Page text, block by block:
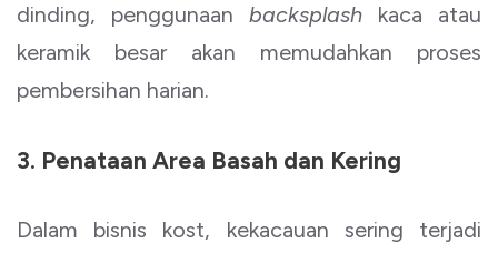
dinding, penggunaan backsplash kaca atau
keramik besar akan memudahkan proses
pembersihan harian.
3. Penataan Area Basah dan Kering
Dalam bisnis kost, kekacauan sering terjadi